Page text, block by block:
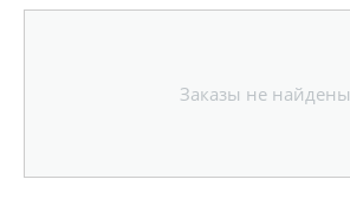
Заказы не найдены